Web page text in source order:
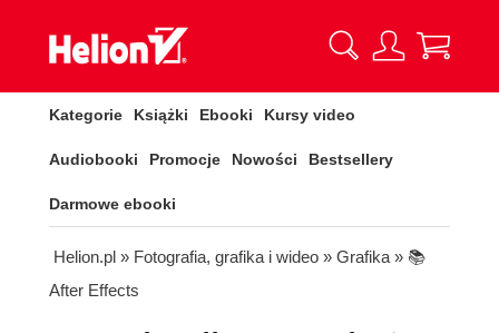
Kategorie Książki Ebooki Kursy video
Audiobooki Promocje Nowości Bestsellery
Darmowe ebooki
Helion.pl » Fotografia, grafika i wideo » Grafika » 📚
After Effects